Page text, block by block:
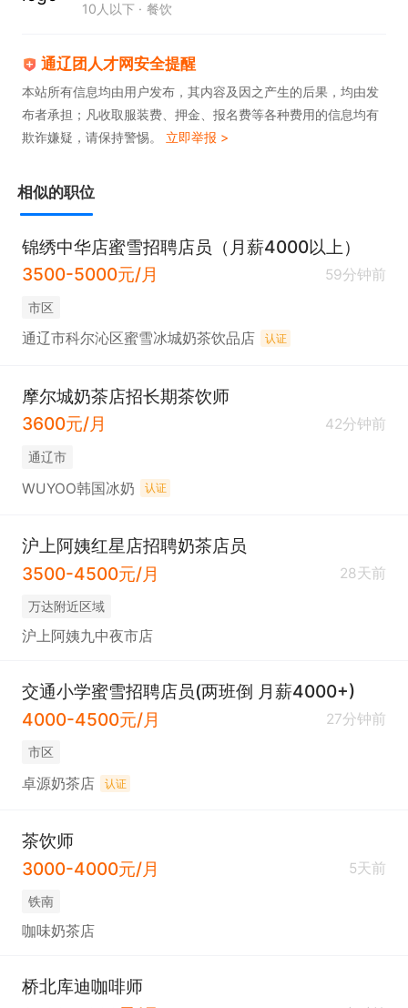
10人以下 餐饮
通辽团人才网安全提醒
本站所有信息均由用户发布，其内容及因之产生的后果，均由发
布者承担；凡收取服装费、押金、报名费等各种费用的信息均有
欺诈嫌疑，请保持警惕。 立即举报 >
相似的职位
锦绣中华店蜜雪招聘店员（月薪4000以上）
3500-5000元/月
59分钟前
市区
通辽市科尔沁区蜜雪冰城奶茶饮品店 认证
摩尔城奶茶店招长期茶饮师
3600元/月
42分钟前
通辽市
WUYOO韩国冰奶 认证
沪上阿姨红星店招聘奶茶店员
3500-4500元/月
28天前
万达附近区域
沪上阿姨九中夜市店
交通小学蜜雪招聘店员(两班倒 月薪4000+)
4000-4500元/月
27分钟前
市区
卓源奶茶店 认证
茶饮师
3000-4000元/月
5天前
铁南
咖味奶茶店
桥北库迪咖啡师